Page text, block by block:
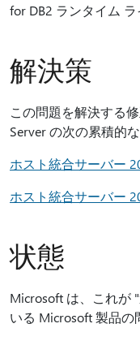
for DB2 ランタイム ラ
解決策
この問題を解決する
Server の次の累積的
ホスト統合サーバー
ホスト統合サーバー
状態
Microsoft は、これが
いる Microsoft 製品の